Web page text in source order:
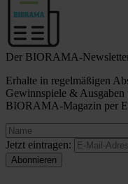
Der BIORAMA-
Erhalte in regelmäßigen
Gewinnspiele &
BIORAMA-Magazin per
Jetzt eintragen: